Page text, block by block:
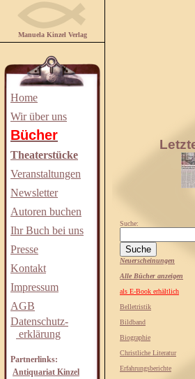
Manuela Kinzel Verlag
Home
Wir über uns
Bücher
Theaterstücke
Veranstaltungen
Newsletter
Autoren buchen
Ihr Buch bei uns
Presse
Kontakt
Impressum
AGB
Datenschutz-
erklärung
Partnerlinks:
Antiquariat Kinzel
Suche:
Neuerscheinungen
Alle Bücher anzeigen
als E-Book erhältlich
Belletristik
Bildband
Biographie
Christliche Literatur
Erfahrungsberichte